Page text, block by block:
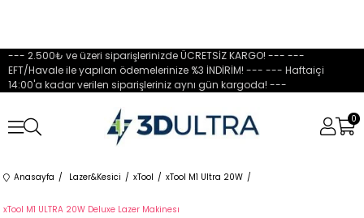
--- 2.500₺ ve üzeri siparişlerinizde ÜCRETSİZ KARGO! --- ---
EFT/Havale ile yapılan ödemelerinize %3 İNDİRİM! --- --- Haftaiçi
14:00'a kadar verilen siparişleriniz aynı gün kargoda! ---
0
Anasayfa Lazer&Kesici xTool xTool M1 Ultra 20W
xTool M1 ULTRA 20W Deluxe Lazer Makinesı